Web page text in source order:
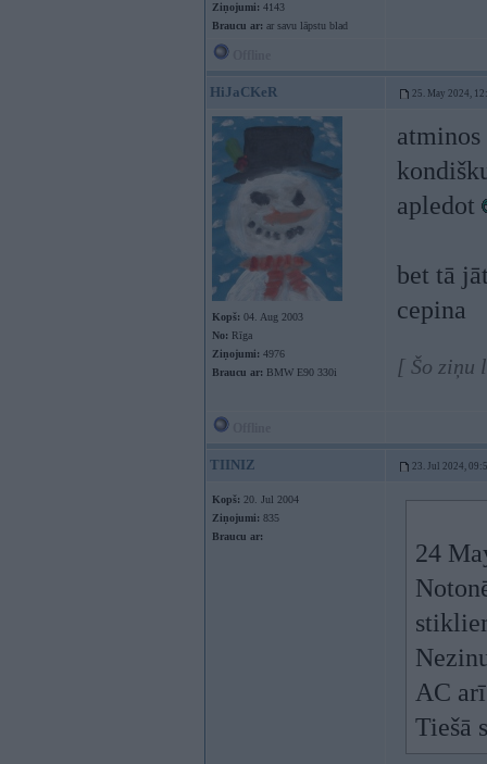
Ziņojumi: 4143
Braucu ar: ar savu lāpstu blad
HiJaCKeR 25. May 2024,
Kopš: 04. Aug 2003
No: Rīga
Ziņojumi: 4976
Braucu ar: BMW E90 330i
apledot
bet tā
cepina
[ Šo ziņu
TIINIZ 23. Jul 2024,
Kopš: 20. Jul 2004
Ziņojumi: 835
Braucu ar:
24
AC
Tiešā